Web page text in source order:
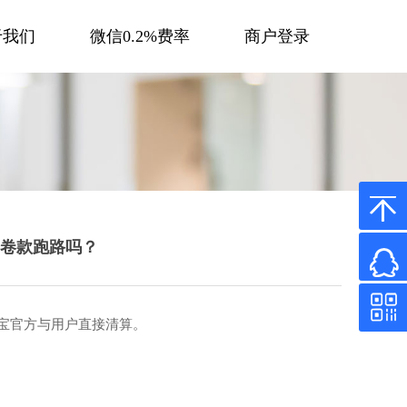
们 微信0.2%费率 商户登录
款跑路吗？
方与用户直接清算。